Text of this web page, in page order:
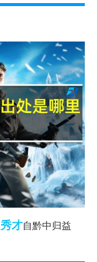
秀才自黔中归益